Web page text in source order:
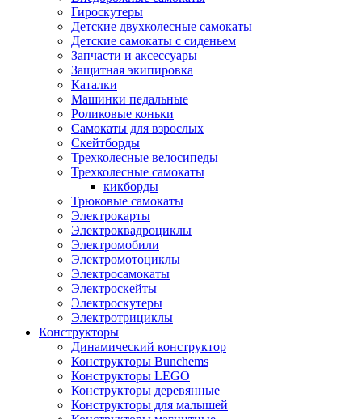
Гироскутеры
Детские двухколесные самокаты
Детские самокаты с сиденьем
Запчасти и аксессуары
Защитная экипировка
Каталки
Машинки педальные
Роликовые коньки
Самокаты для взрослых
Скейтборды
Трехколесные велосипеды
Трехколесные самокаты
кикборды
Трюковые самокаты
Электрокарты
Электроквадроциклы
Электромобили
Электромотоциклы
Электросамокаты
Электроскейты
Электроскутеры
Электротрициклы
Конструкторы
Динамический конструктор
Конструкторы Bunchems
Конструкторы LEGO
Конструкторы деревянные
Конструкторы для малышей